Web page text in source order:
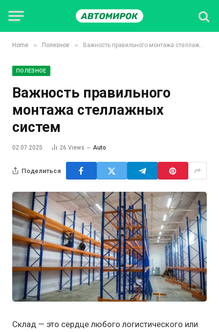
Home » Полезное » Важность правильного монтажа стеллажных систем
ПОЛЕЗНОЕ
Важность правильного
монтажа стеллажных
систем
02.07.2025 26 Views Auto
Поделиться
Склад — это сердце любого логистического или